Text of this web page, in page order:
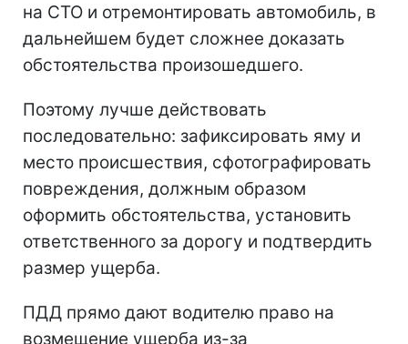
на СТО и отремонтировать автомобиль, в
дальнейшем будет сложнее доказать
обстоятельства произошедшего.
Поэтому лучше действовать
последовательно: зафиксировать яму и
место происшествия, сфотографировать
повреждения, должным образом
оформить обстоятельства, установить
ответственного за дорогу и подтвердить
размер ущерба.
ПДД прямо дают водителю право на
возмещение ущерба из-за